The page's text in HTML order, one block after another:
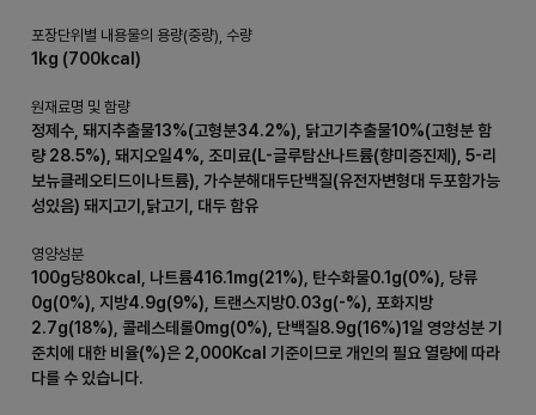
포장단위별 내용물의 용량(중량), 수량
1kg (700kcal)
원재료명 및 함량
정제수, 돼지추출물13%(고형분34.2%), 닭고기추출물10%(고형분 함
량 28.5%), 돼지오일4%, 조미료(L-글루탐산나트륨(향미증진제), 5-리
보뉴클레오티드이나트륨), 가수분해대두단백질(유전자변형대 두포함가능
성있음) 돼지고기,닭고기, 대두 함유
영양성분
100g당80kcal, 나트륨416.1mg(21%), 탄수화물0.1g(0%), 당류
0g(0%), 지방4.9g(9%), 트랜스지방0.03g(-%), 포화지방
2.7g(18%), 콜레스테롤0mg(0%), 단백질8.9g(16%)1일 영양성분 기
준치에 대한 비율(%)은 2,000Kcal 기준이므로 개인의 필요 열량에 따라
다를 수 있습니다.